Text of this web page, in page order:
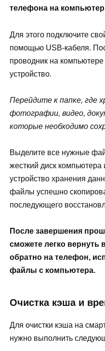
телефона на
Для этого подключите
помощью USB-кабеля.
проводник на
устройство.
Перейдите к папке, где
фотографии, видео,
которые необходимо
Выделите все нужные
жесткий диск
устройство хранения
файлы успешно
последующего
После завершения
сможете легко
обратно на телефон,
файлы с компьютера.
Очистка кэша и
Для очистки кэша на
нужно выполнить